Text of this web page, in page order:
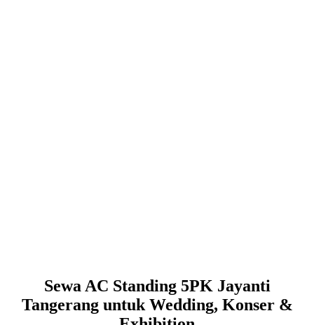
- Sistem self-contained (tidak perlu instalasi permanen)
- Dilengkapi roda untuk mobilitas mudah
- Cocok untuk ruangan 50-100 m²